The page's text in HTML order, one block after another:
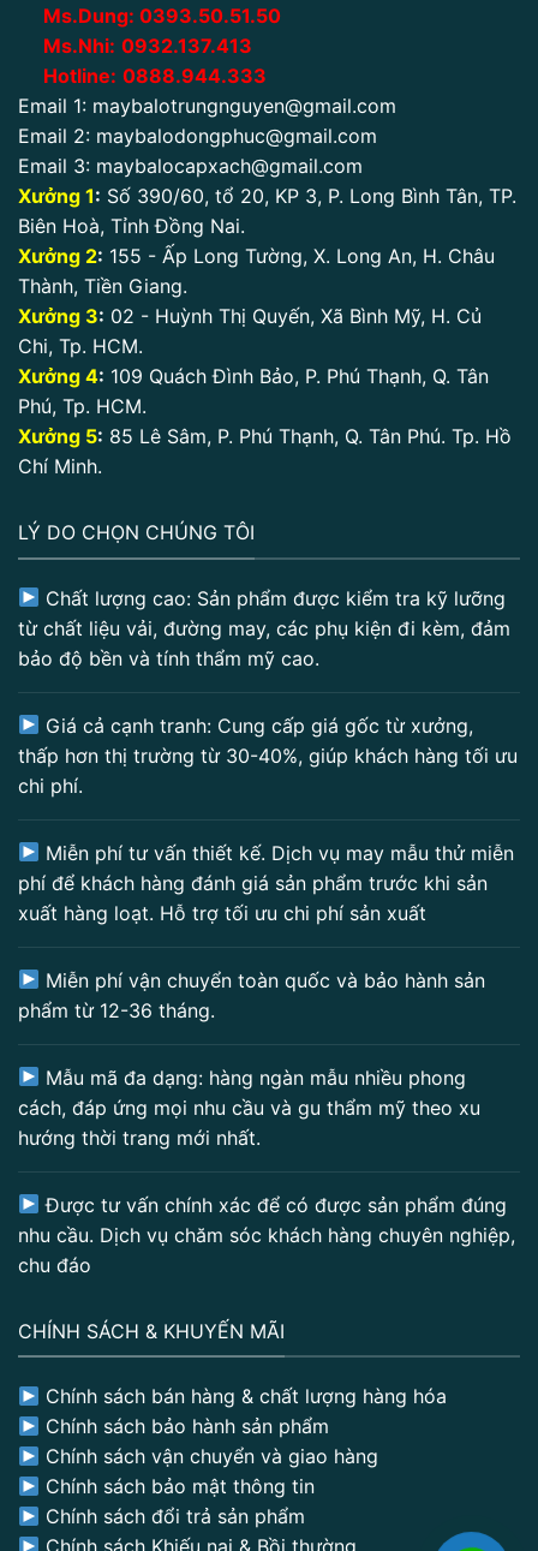
Ms.Dung: 0393.50.51.50
Ms.Nhi: 0932.137.413
Hotline: 0888.944.333
Email 1: maybalotrungnguyen@gmail.com
Email 2: maybalodongphuc@gmail.com
Email 3: maybalocapxach@gmail.com
Xưởng 1: Số 390/60, tổ 20, KP 3, P. Long Bình Tân, TP.
Biên Hoà, Tỉnh Đồng Nai.
Xưởng 2: 155 - Ấp Long Tường, X. Long An, H. Châu
Thành, Tiền Giang.
Xưởng 3: 02 - Huỳnh Thị Quyến, Xã Bình Mỹ, H. Củ
Chi, Tp. HCM.
Xưởng 4: 109 Quách Đình Bảo, P. Phú Thạnh, Q. Tân
Phú, Tp. HCM.
Xưởng 5: 85 Lê Sâm, P. Phú Thạnh, Q. Tân Phú. Tp. Hồ
Chí Minh.
LÝ DO CHỌN CHÚNG TÔI
Chất lượng cao: Sản phẩm được kiểm tra kỹ lưỡng
từ chất liệu vải, đường may, các phụ kiện đi kèm, đảm
bảo độ bền và tính thẩm mỹ cao.
Giá cả cạnh tranh: Cung cấp giá gốc từ xưởng,
thấp hơn thị trường từ 30-40%, giúp khách hàng tối ưu
chi phí.
Miễn phí tư vấn thiết kế. Dịch vụ may mẫu thử miễn
phí để khách hàng đánh giá sản phẩm trước khi sản
xuất hàng loạt. Hỗ trợ tối ưu chi phí sản xuất
Miễn phí vận chuyển toàn quốc và bảo hành sản
phẩm từ 12-36 tháng.
Mẫu mã đa dạng: hàng ngàn mẫu nhiều phong
cách, đáp ứng mọi nhu cầu và gu thẩm mỹ theo xu
hướng thời trang mới nhất.
Được tư vấn chính xác để có được sản phẩm đúng
nhu cầu. Dịch vụ chăm sóc khách hàng chuyên nghiệp,
chu đáo
CHÍNH SÁCH & KHUYẾN MÃI
Chính sách bán hàng & chất lượng hàng hóa
Chính sách bảo hành sản phẩm
Chính sách vận chuyển và giao hàng
Chính sách bảo mật thông tin
Chính sách đổi trả sản phẩm